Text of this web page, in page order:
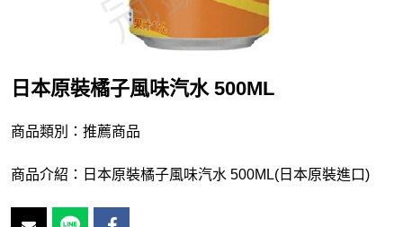
日本原裝橘子風味汽水 500ML
商品類別：推薦商品
商品介紹：日本原裝橘子風味汽水 500ML(日本原裝進口)